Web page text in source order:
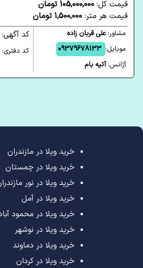
قیمت کل: 105,000,000 تومان
قیمت هر متر: 1,500,000 تومان
مشاور:علی قربان زاده
موبایل: 09379678133
آژانس:آتیه بام
کد آگهی:
کد دفتری:
خرید ویلا در مازندران
خرید ویلا در چمستان
خرید ویلا در نور
خرید ویلا در آمل
خرید ویلا در محمود
خرید ویلا در نوشهر
خرید ویلا در دماوند
خرید ویلا در کردان